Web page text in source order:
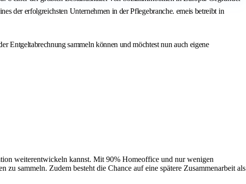
der erfolgreichsten Unternehmen in der Pflegebranche. emeis betreibt in
Entgeltabrechnung sammeln können und möchtest nun auch eigene
weiterentwickeln kannst. Mit 90% Homeoffice und nur wenigen
sammeln. Zudem besteht die Chance auf eine spätere Zusammenarbeit als